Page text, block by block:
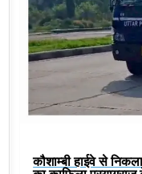
कौशाम्बी हाईवे से